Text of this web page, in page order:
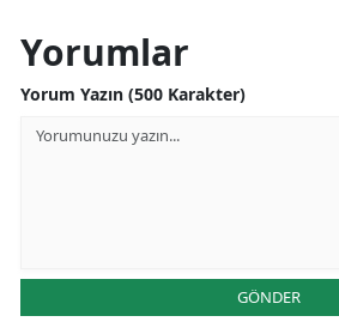
Yorumlar
Yorum Yazın (500 Karakter)
GÖNDER